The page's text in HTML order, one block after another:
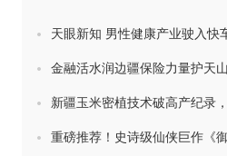
天眼新知 男性健康产业驶入快
金融活水润边疆保险力量护天
新疆玉米密植技术破高产纪录
重磅推荐！史诗级仙侠巨作《